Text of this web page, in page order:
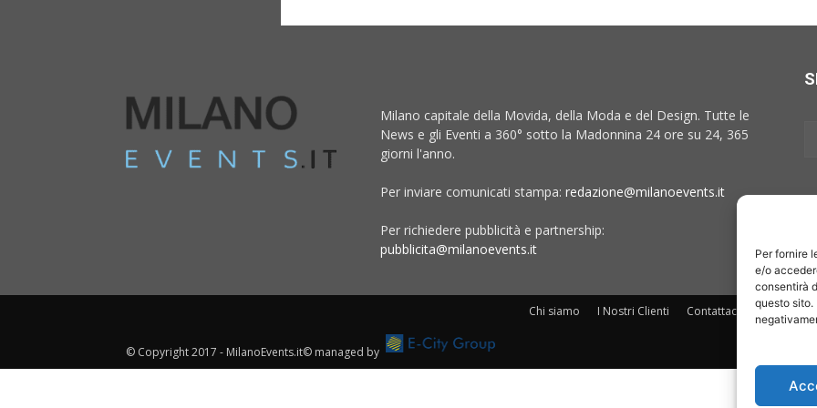
Per fornire
e/o
consentirà
questo sito.
Milano capitale della Movida, della Moda e del Design. Tutte le
News e gli Eventi a 360° sotto la Madonnina 24 ore su 24, 365
giorni l'anno.
Per inviare comunicati stampa: redazione@milanoevents.it
Per richiedere pubblicità e partnership:
pubblicita@milanoevents.it
Chi siamo I Nostri Clienti Contattaci Collabora
© Copyright 2017 - MilanoEvents.it© managed by